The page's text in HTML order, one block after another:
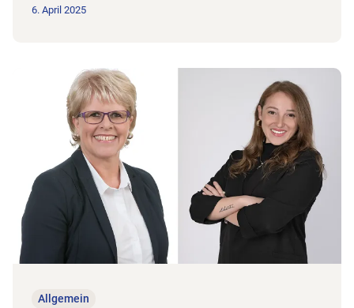
6. April 2025
Allgemein
Zum Beitrag Wechsel im Sekretariat von PhysioSwiss Zürich-